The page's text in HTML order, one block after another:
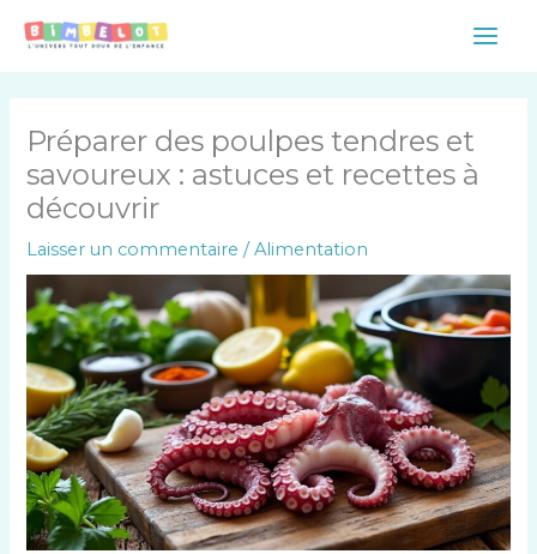
Main
Préparer des poulpes tendres et
savoureux : astuces et recettes à
découvrir
Laisser un commentaire /Alimentation